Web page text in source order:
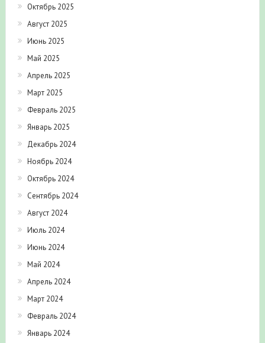
Октябрь 2025
Август 2025
Июнь 2025
Май 2025
Апрель 2025
Март 2025
Февраль 2025
Январь 2025
Декабрь 2024
Ноябрь 2024
Октябрь 2024
Сентябрь 2024
Август 2024
Июль 2024
Июнь 2024
Май 2024
Апрель 2024
Март 2024
Февраль 2024
Январь 2024